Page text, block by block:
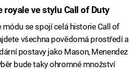
royale ve stylu Call of Duty
se spojí celá historie Call of
všechna povědomá prostředí a
postavy jako Mason, Menendez
bude taky ohromné množství